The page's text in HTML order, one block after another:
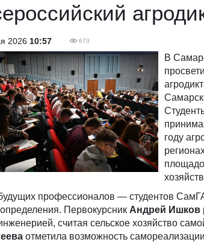
2026 10:57 673
В
году
профессионалов — студентов
Первокурсник Андрей Ишков
считая сельское хозяйство
отметила возможность